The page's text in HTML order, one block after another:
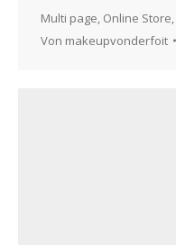
Multi page Online Store
Von makeupvonderfoit